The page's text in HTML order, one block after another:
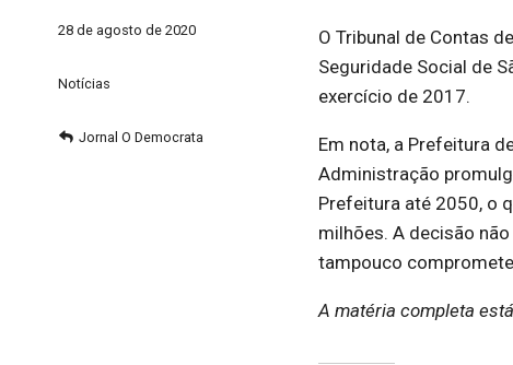
28 de agosto de 2020
Notícias
Jornal O Democrata
O Tribunal de Contas
Seguridade Social de
exercício de 2017.
Em nota, a Prefeitura
Administração
Prefeitura até 2050, o
milhões. A decisão
tampouco
A matéria completa